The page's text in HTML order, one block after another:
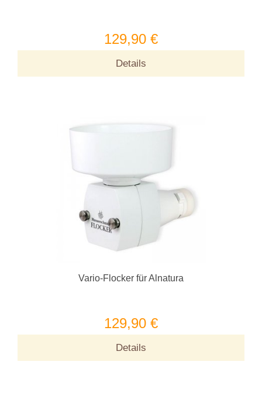
129,90 €
Details
Vario-Flocker für Alnatura
129,90 €
Details